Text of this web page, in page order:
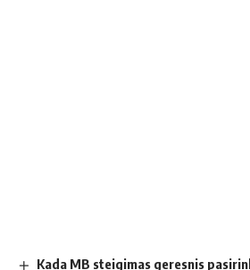
Kada MB steigimas geresnis